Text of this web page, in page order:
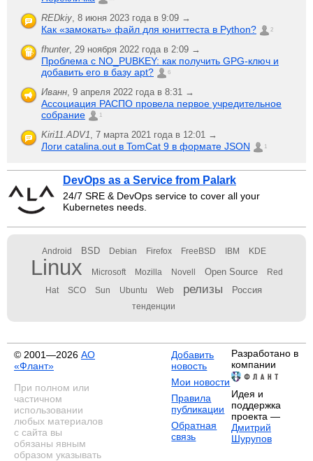
REDkiy 8 июня 2023 года в 9:09 →
Как «замокать» файл для юниттеста в Python? 2
fhunter, 29 ноября 2022 года в 2:09 →
Проблема с NO_PUBKEY: как получить GPG-ключ и
добавить его в базу apt?
6
Иванн 9 апреля 2022 года в 8:31 →
Ассоциация РАСПО провела первое учредительное
собрание
1
Kiri11.ADV1 7 марта 2021 года в 12:01 →
Логи catalina.out в TomCat 9 в формате JSON 1
DevOps as a Service from Palark
24/7 SRE & DevOps service to cover all your
Kubernetes needs.
Android BSD Debian Firefox FreeBSD IBM KDE
Linux Microsoft Mozilla Novell Open Source Red
Hat SCO Sun Ubuntu Web релизы Россия
тенденции
© 2001—2026 АО
«Флант»
При полном или
частичном
использовании
любых материалов
с сайта вы
обязаны явным
образом указывать
Добавить
новость
Мои новости
Правила
публикации
Обратная
связь
Разработано в
компании
Идея и
поддержка
проекта —
Дмитрий
Шурупов